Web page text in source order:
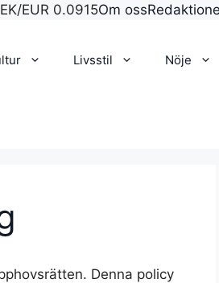
EUR 0.0915Om oss
Livsstil Nöje
Denna policy